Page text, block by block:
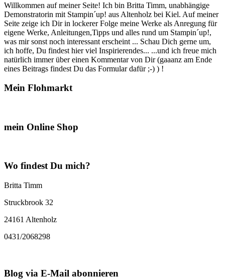
Willkommen auf meiner Seite! Ich bin Britta Timm, unabhängige
Demonstratorin mit Stampin´up! aus Altenholz bei Kiel. Auf meiner
Seite zeige ich Dir in lockerer Folge meine Werke als Anregung für
eigene Werke, Anleitungen,Tipps und alles rund um Stampin´up!,
was mir sonst noch interessant erscheint ... Schau Dich gerne um,
ich hoffe, Du findest hier viel Inspirierendes... ...und ich freue mich
natürlich immer über einen Kommentar von Dir (gaaanz am Ende
eines Beitrags findest Du das Formular dafür ;-) ) !
Mein Flohmarkt
mein Online Shop
Wo findest Du mich?
Britta Timm
Struckbrook 32
24161 Altenholz
0431/2068298
Blog via E-Mail abonnieren